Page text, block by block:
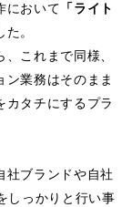
において 「ライト
。
これまで同様、
業務はそのまま
カタチにするプラ
社ブランドや自社
しっかりと行い事